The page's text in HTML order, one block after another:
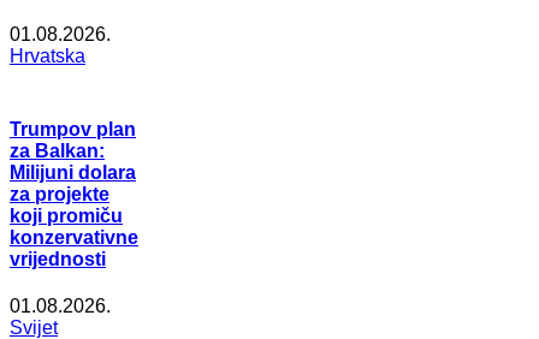
01.08.2026.
Hrvatska
Trumpov plan
za Balkan:
Milijuni dolara
za projekte
koji promiču
konzervativne
vrijednosti
01.08.2026.
Svijet